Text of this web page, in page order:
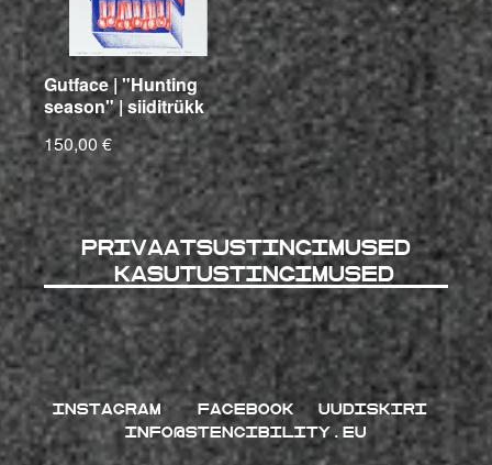
Gutface | "Hunting
season" | siiditrükk
150,00 €
Privaatsustingimused
kasutustingimused
INSTAGRAM FACEBOOK
UUDISKIRI
INFO@STENCIBILITY.EU